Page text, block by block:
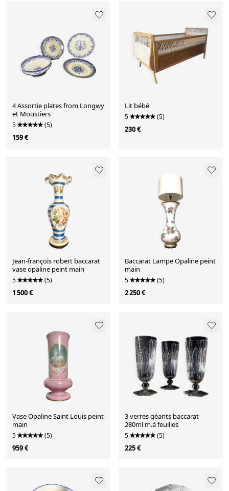
4 Assortie plates from Longwy
et Moustiers
5 (5)
159 €
Lit bébé
5 (5)
230 €
Jean-françois robert baccarat
vase opaline peint main
5 (5)
1 500 €
Baccarat Lampe Opaline peint
main
5 (5)
2 250 €
Vase Opaline Saint Louis peint
main
5 (5)
959 €
3 verres géants baccarat
280ml m.à feuilles
5 (5)
225 €